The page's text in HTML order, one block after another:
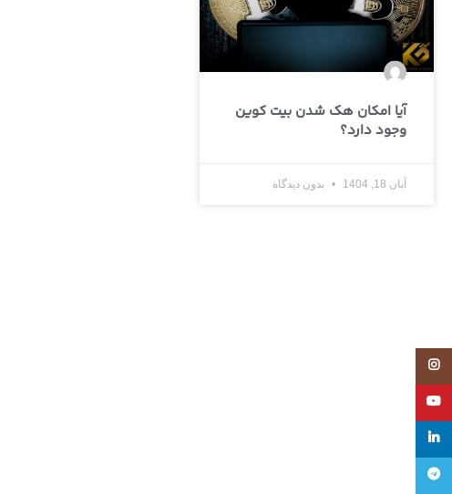
آیا امکان هک شدن بیت کوین
وجود دارد؟
آبان 18, 1404 بدون دیدگاه